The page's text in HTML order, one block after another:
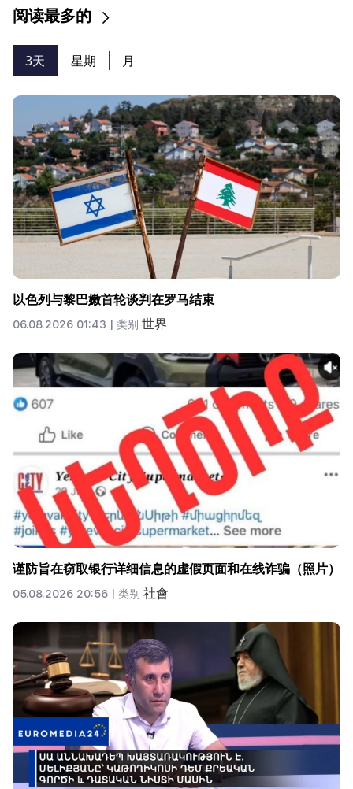
阅读最多的
3天 星期 月
以色列与黎巴嫩首轮谈判在罗马结束
06.08.2026 01:43 | 类别 世界
谨防旨在窃取银行详细信息的虚假页面和在线诈骗（照片）
05.08.2026 20:56 | 类别 社會